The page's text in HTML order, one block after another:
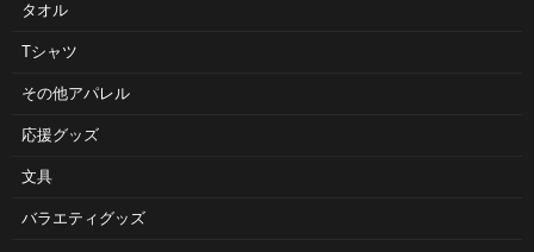
タオル
Tシャツ
その他アパレル
応援グッズ
文具
バラエティグッズ